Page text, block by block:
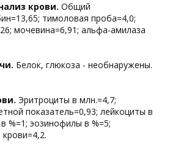
крови. Общий
тимоловая проба=4,0;
мочевина=6,91; альфа-амилаза
Белок, глюкоза - необнаружены.
Эритроциты в млн.=4,7;
показатель=0,93; лейкоциты в
%=1; эозинофилы в %=5;